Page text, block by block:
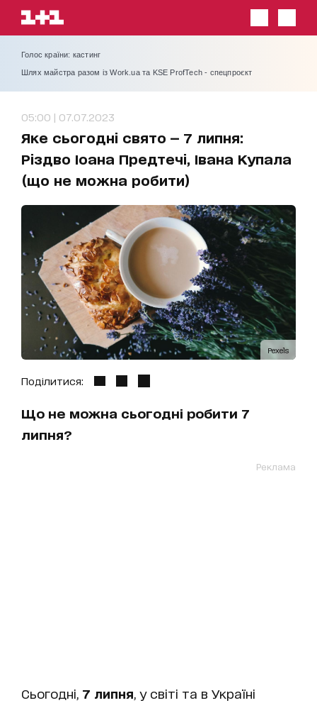
Голос країни: кастинг
Шлях майстра разом із Work.ua та KSE ProfTech - спецпроєкт
05:00 | 07.07.2023
Яке сьогодні свято — 7 липня:
Різдво Іоана Предтечі, Івана Купала
(що не можна робити)
Pexels
Поділитися:
Що не можна сьогодні робити 7
липня?
Реклама
Сьогодні, 7 липня , у світі та в Україні